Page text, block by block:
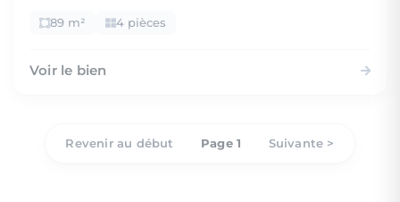
89 m² 4 pièces
Voir le bien
Revenir au début Page 1 Suivante >